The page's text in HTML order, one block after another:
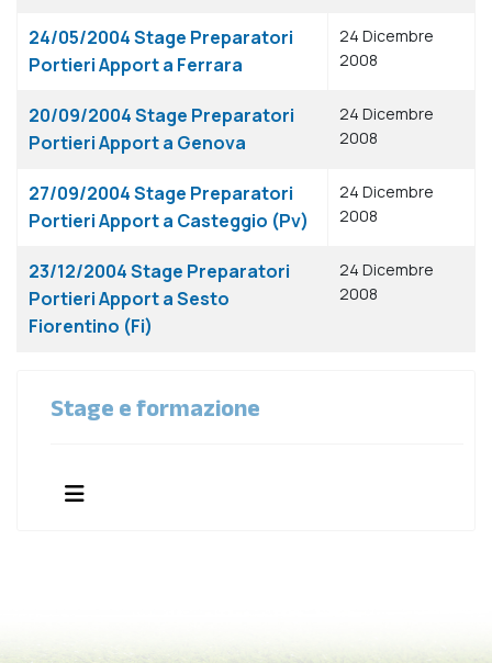
24/05/2004 Stage Preparatori
Portieri Apport a Ferrara
24 Dicembre
2008
20/09/2004 Stage Preparatori
Portieri Apport a Genova
24 Dicembre
2008
27/09/2004 Stage Preparatori
Portieri Apport a Casteggio (Pv)
24 Dicembre
2008
23/12/2004 Stage Preparatori
Portieri Apport a Sesto
Fiorentino (Fi)
24 Dicembre
2008
Stage e formazione